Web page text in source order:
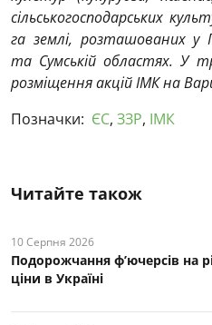
сільськогосподарських
га землі, розташованих у
та Сумській областях. У
розміщення акцій ІМК на
Позначки: ЄС, ЗЗР, ІМК
Читайте також
10 Серпня 2026
Подорожчання ф’ючерсів на
ціни в Україні